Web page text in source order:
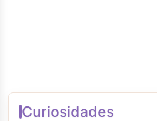
Curiosidades